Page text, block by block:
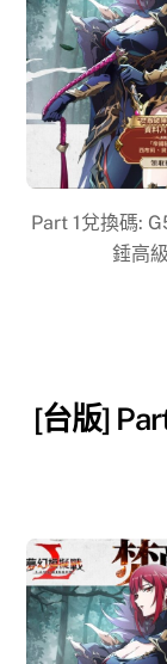
Part 1兌換碼:
錘高
[台版]